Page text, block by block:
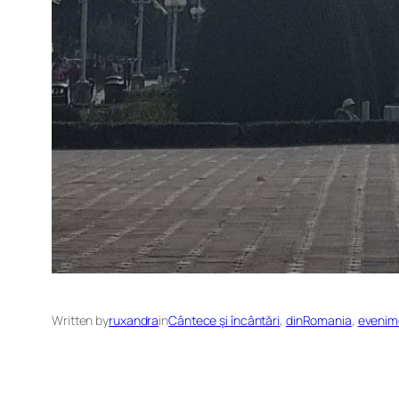
Written byruxandrainCântece şi încântări, dinRomania,